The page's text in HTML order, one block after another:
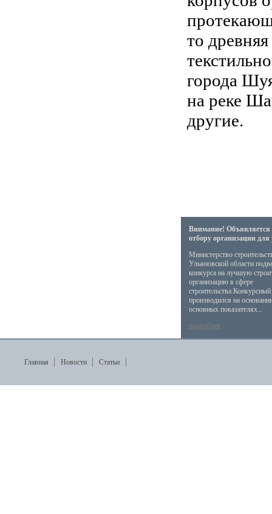
то
города
на реке
другие.
Внимание! Объявляется
отбору организации для
Министерство
Ульяновской области
конкурса на лучшую
организацию в сфере
производился на
основных показателях...
подробнее
Главная Новости Статьи